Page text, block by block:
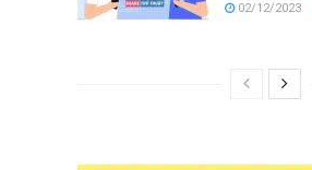
02/12/2023